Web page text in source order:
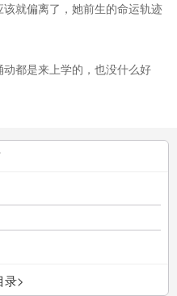
就偏离了，她前生的命运轨迹
都是来上学的，也没什么好
录>